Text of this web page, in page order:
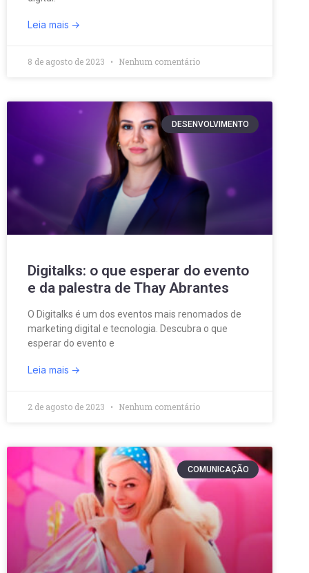
Leia mais
8 de agosto de 2023 Nenhum comentário
DESENVOLVIMENTO
Digitalks: o que esperar do evento
e da palestra de Thay Abrantes
O Digitalks é um dos eventos mais renomados de
marketing digital e tecnologia. Descubra o que
esperar do evento e
Leia mais
2 de agosto de 2023 Nenhum comentário
COMUNICAÇÃO